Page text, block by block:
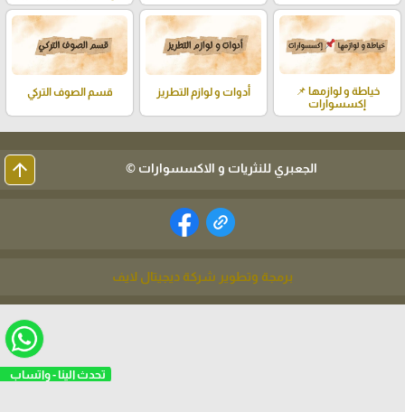
تحدث الينا - واتساب
خياطة و لوازمها 📌
إكسسوارات
أدوات و لوازم التطريز قسم الصوف التركي
الجعبري للنثريات و الاكسسوارات © arrow_upward
برمجة وتطوير شركة ديجيتال لايف